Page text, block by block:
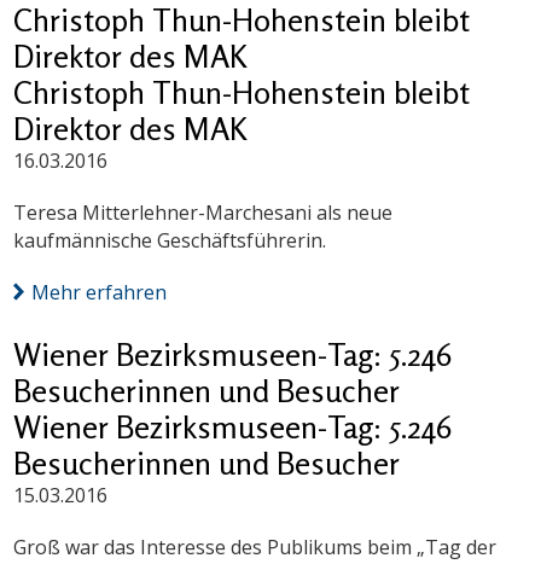
Christoph Thun-Hohenstein bleibt
Direktor des MAK
Christoph Thun-Hohenstein bleibt
Direktor des MAK
16.03.2016
Teresa Mitterlehner-Marchesani als neue
kaufmännische Geschäftsführerin.
Mehr erfahren
Wiener Bezirksmuseen-Tag: 5.246
Besucherinnen und Besucher
Wiener Bezirksmuseen-Tag: 5.246
Besucherinnen und Besucher
15.03.2016
Groß war das Interesse des Publikums beim „Tag der